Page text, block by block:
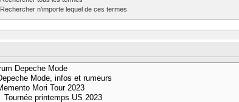
Rechercher n’importe lequel de ces termes